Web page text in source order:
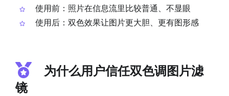
使用前：照片在信息流里比较普通、不显眼
使用后：双色效果让图片更大胆、更有图形感
为什么用户信任双色调图片滤
镜